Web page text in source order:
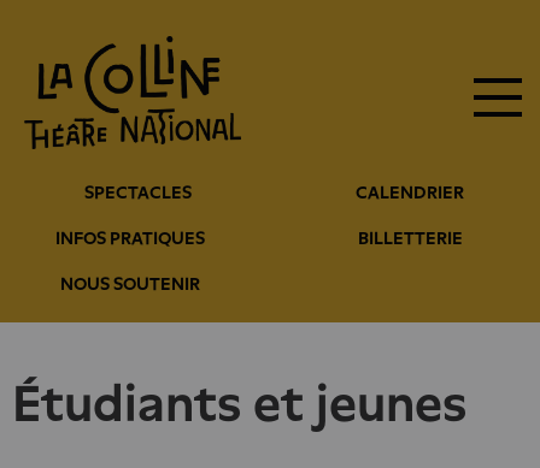
contenu
principal
entête
SPECTACLES CALENDRIER
INFOS PRATIQUES BILLETTERIE
NOUS SOUTENIR
principale
étudiants et jeunes